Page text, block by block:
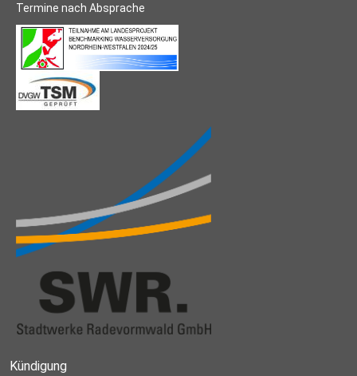
Termine nach Absprache
Kündigung